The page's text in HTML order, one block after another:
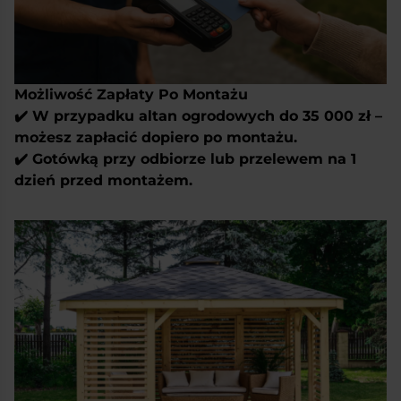
Możliwość Zapłaty Po Montażu
✔️ W przypadku altan ogrodowych do 35 000 zł –
możesz zapłacić dopiero po montażu.
✔️ Gotówką przy odbiorze lub przelewem na 1
dzień przed montażem.